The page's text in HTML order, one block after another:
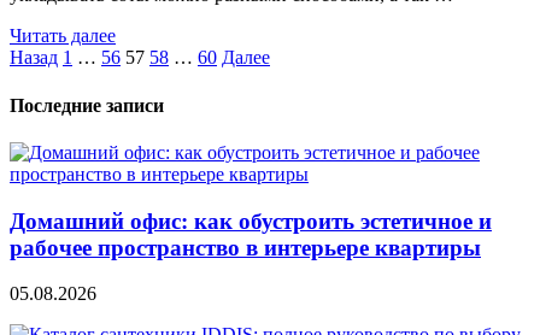
Читать далее
Пагинация
записей
Назад 1 … 56 57 58 … 60 Далее
Последние записи
Домашний офис: как обустроить эстетичное и
рабочее пространство в интерьере квартиры
05.08.2026